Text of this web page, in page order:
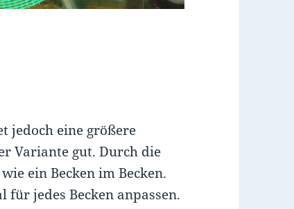
jedoch eine größere
Variante gut. Durch die
ein Becken im Becken.
jedes Becken anpassen.